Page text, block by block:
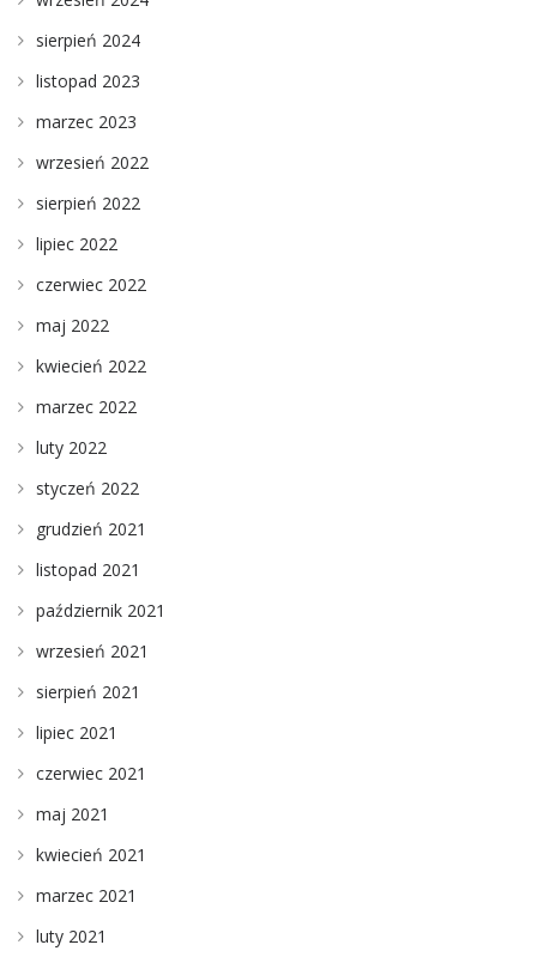
sierpień 2024
listopad 2023
marzec 2023
wrzesień 2022
sierpień 2022
lipiec 2022
czerwiec 2022
maj 2022
kwiecień 2022
marzec 2022
luty 2022
styczeń 2022
grudzień 2021
listopad 2021
październik 2021
wrzesień 2021
sierpień 2021
lipiec 2021
czerwiec 2021
maj 2021
kwiecień 2021
marzec 2021
luty 2021